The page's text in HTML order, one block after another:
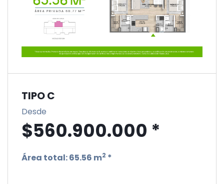
TIPO C
Desde
$560.900.000 *
Área total:65.56 m2 *